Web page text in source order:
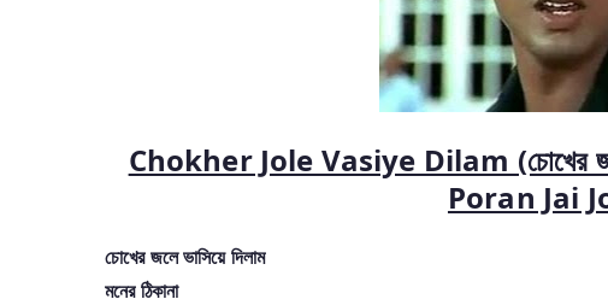
Chokher Jole Vasiye Dilam (চোখের
Poran Jai
চোখের জলে ভাসিয়ে দিলাম
মনের ঠিকানা